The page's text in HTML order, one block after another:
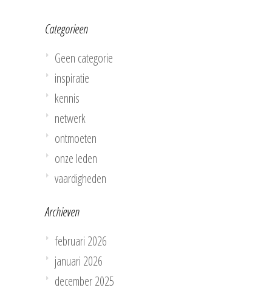
Categorieen
Geen categorie
inspiratie
kennis
netwerk
ontmoeten
onze leden
vaardigheden
Archieven
februari 2026
januari 2026
december 2025